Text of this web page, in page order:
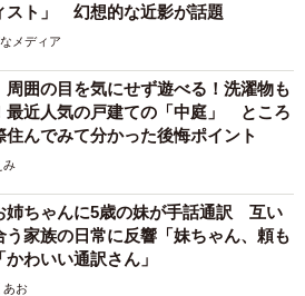
スト」 幻想的な近影が話題
メディア
周囲の目を気にせず遊べる！洗濯物も
最近人気の戸建ての「中庭」 ところ
んでみて分かった後悔ポイント
み
姉ちゃんに5歳の妹が手話通訳 互い
う家族の日常に反響「妹ちゃん、頼も
かわいい通訳さん」
あお